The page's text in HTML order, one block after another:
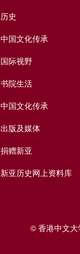
历史
中国文化传承
国际视野
书院生活
中国文化传承
出版及媒体
捐赠新亚
新亚历史网上资料库
© 香港中文